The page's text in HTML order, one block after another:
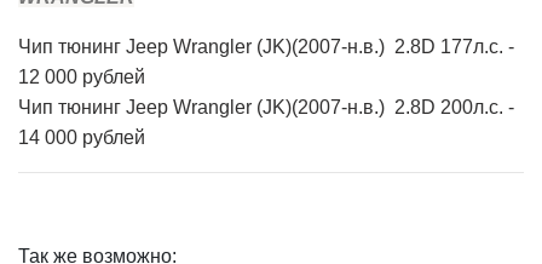
Чип тюнинг Jeep Wrangler (JK)(2007-н.в.) 2.8D 177л.с. -
12 000 рублей
Чип тюнинг Jeep Wrangler (JK)(2007-н.в.) 2.8D 200л.с. -
14 000 рублей
Так же возможно: